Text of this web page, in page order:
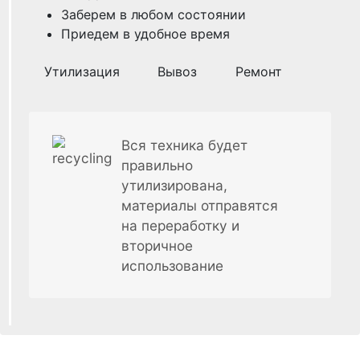
Заберем в любом состоянии
Приедем в удобное время
Утилизация Вывоз Ремонт
Вся техника будет
правильно
утилизирована,
материалы отправятся
на переработку и
вторичное
использование